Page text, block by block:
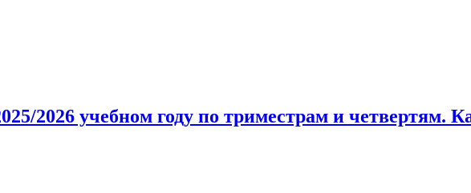
2026 учебном году по триместрам и четвертям.